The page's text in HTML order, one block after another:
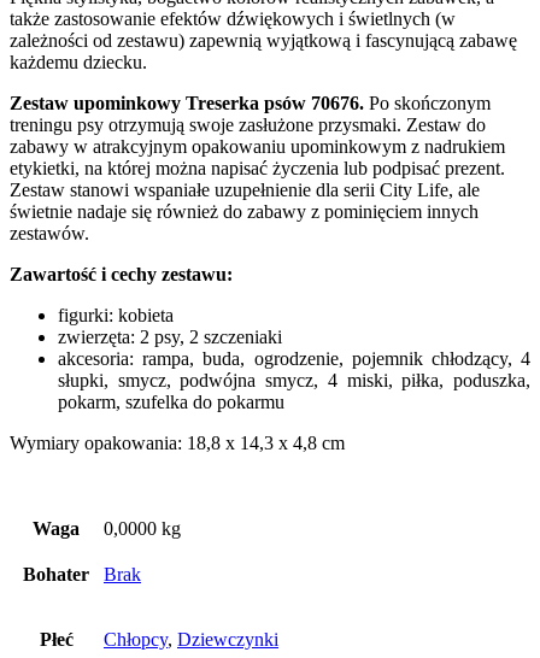
także zastosowanie efektów dźwiękowych i świetlnych (w
zależności od zestawu) zapewnią wyjątkową i fascynującą zabawę
każdemu dziecku.
Zestaw upominkowy Treserka psów 70676. Po skończonym
treningu psy otrzymują swoje zasłużone przysmaki. Zestaw do
zabawy w atrakcyjnym opakowaniu upominkowym z nadrukiem
etykietki, na której można napisać życzenia lub podpisać prezent.
Zestaw stanowi wspaniałe uzupełnienie dla serii City Life, ale
świetnie nadaje się również do zabawy z pominięciem innych
zestawów.
Zawartość i cechy zestawu:
figurki: kobieta
zwierzęta: 2 psy, 2 szczeniaki
akcesoria: rampa, buda, ogrodzenie, pojemnik chłodzący, 4
słupki, smycz, podwójna smycz, 4 miski, piłka, poduszka,
pokarm, szufelka do pokarmu
Wymiary opakowania: 18,8 x 14,3 x 4,8 cm
Waga 0,0000 kg
Bohater Brak
Płeć Chłopcy, Dziewczynki